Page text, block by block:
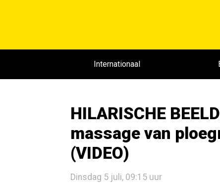
Internationaal
HILARISCHE
massage van
(VIDEO)
Dinsdag 5 juli, 09:15 uur